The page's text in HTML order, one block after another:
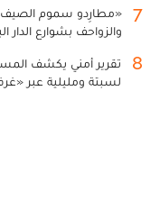
7
«مطارِدو سموم
والزواحف بشوارع الدار
8
تقرير أمني يكشف
لسبتة ومليلية عبر